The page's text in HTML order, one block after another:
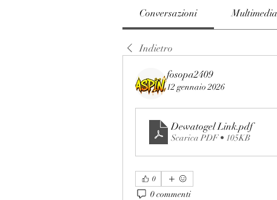
Conversazioni Multimedia
Indietro
fosopa2409
12 gennaio 2026
Dewatogel Link.pdf
Scarica PDF • 105KB
0
0 commenti